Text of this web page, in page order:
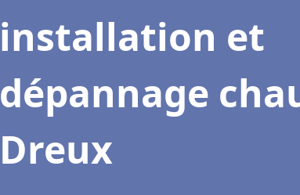
installation et
dépannage
Dreux